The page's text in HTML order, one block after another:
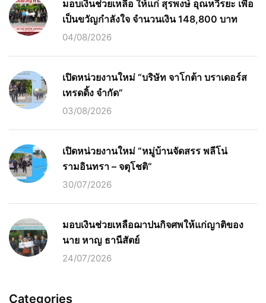
มอบเงินช่วยเหลือ ให้แก่ สุรพงษ์ อุณหวีรยะ เพื่อ
เป็นขวัญกำลังใจ จำนวนเงิน 148,800 บาท
04/08/2026
เปิดหน่วยงานใหม่ “บริษัท จาโกต้า บราเดอร์ส
เทรดดิ้ง จำกัด“
03/08/2026
เปิดหน่วยงานใหม่ “หมู่บ้านจัดสรร พลีโน่
รามอินทรา – จตุโชติ“
30/07/2026
มอบเงินช่วยเหลือฌาปนกิจศพให้แก่ญาติของ
นาย หาญ ธานีสัตย์
24/07/2026
Categories